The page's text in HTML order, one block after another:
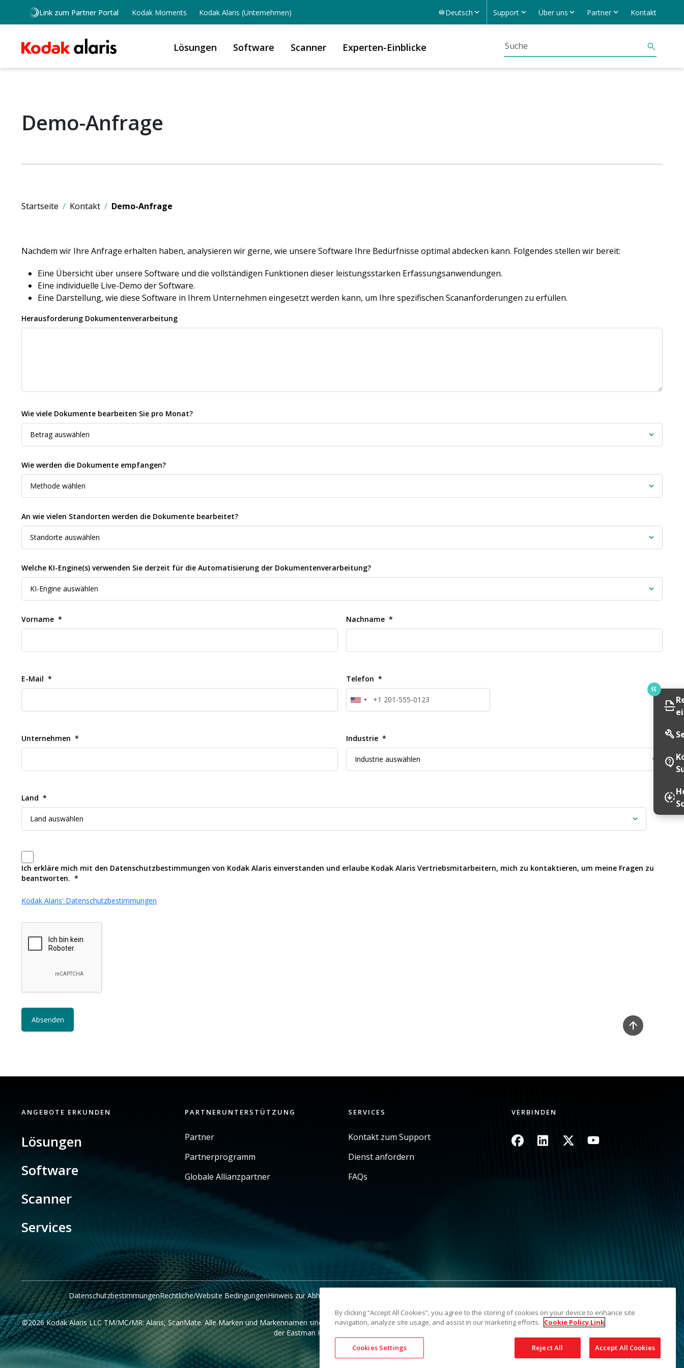
Skip to main content
Link zum Partner Portal Kodak Moments Kodak Alaris (Unternehmen) Deutsch Support Über uns Partner Kontakt
Lösungen Software Scanner Experten-Einblicke
Demo-Anfrage
Startseite Kontakt Demo-Anfrage
Nachdem wir Ihre Anfrage erhalten haben, analysieren wir gerne, wie unsere Software Ihre Bedürfnisse optimal abdecken kann. Folgendes stellen wir bereit:
Eine Übersicht über unsere Software und die vollständigen Funktionen dieser leistungsstarken Erfassungsanwendungen.
Eine individuelle Live-Demo der Software.
Eine Darstellung, wie diese Software in Ihrem Unternehmen eingesetzt werden kann, um Ihre spezifischen Scananforderungen zu erfüllen.
Herausforderung Dokumentenverarbeitung
Wie viele Dokumente bearbeiten Sie pro Monat?
Wie werden die Dokumente empfangen?
An wie vielen Standorten werden die Dokumente bearbeitet?
Welche KI-Engine(s) verwenden Sie derzeit für die Automatisierung der Dokumentenverarbeitung?
Vorname Nachname
E-Mail Telefon
Unternehmen Industrie
Land
Ich erkläre mich mit den Datenschutzbestimmungen von Kodak Alaris einverstanden und erlaube Kodak Alaris Vertriebsmitarbeitern, mich zu kontaktieren, um meine Fragen zu
beantworten.
Kodak Alaris' Datenschutzbestimmungen
scan
build
contact_support
downloading
ANGEBOTE ERKUNDEN
Lösungen
Software
Scanner
Services
PARTNERUNTERSTÜTZUNG
Partner
Partnerprogramm
Globale Allianzpartner
SERVICES
Kontakt zum Support
Dienst anfordern
FAQs
VERBINDEN
Bild Bild Bild Bild
DatenschutzbestimmungenRechtliche/Website BedingungenHinweis zur Abholung in Kalifornien
©2026 Kodak Alaris LLC TM/MC/MR: Alaris, ScanMate. Alle Marken und Markennamen sind Eigentum ihrer jeweiligen Inhaber. Die Marke Kodak und das Logo von Kodak werden unter Lizenz von
der Eastman Kodak Company verwendet.
By clicking “Accept All Cookies”, you agree to the storing of cookies on your device to enhance site
navigation, analyze site usage, and assist in our marketing efforts. Cookie Policy Link
Cookies Settings Reject All Accept All Cookies